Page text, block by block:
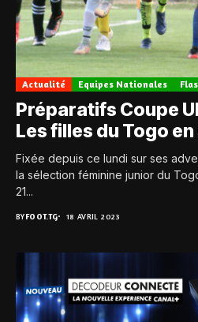
Actualité Equipes Nationales
Préparatifs Coupe
Les filles du Togo
Fixée depuis ce lundi sur ses
la sélection féminine junior du
21...
BYFOOT.TG 18 AVRIL 2023